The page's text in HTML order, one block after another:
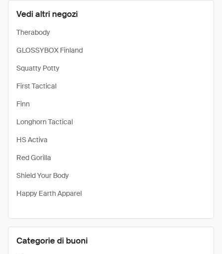
Vedi altri negozi
Therabody
GLOSSYBOX Finland
Squatty Potty
First Tactical
Finn
Longhorn Tactical
HS Activa
Red Gorilla
Shield Your Body
Happy Earth Apparel
Categorie di buoni